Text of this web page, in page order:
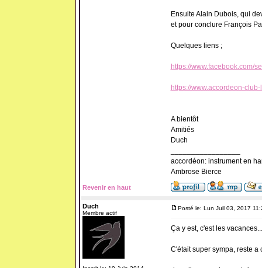
Ensuite Alain Dubois, qui
et pour conclure François
Quelques liens ;
https://www.facebook.com/
https://www.accordeon-
A bientôt
Amitiés
Duch
accordéon: instrument en
Ambrose Bierce
Revenir en haut
Duch
Membre actif
Posté le: Lun Juil 03, 2017
Ça y est, c'est les
C'était super sympa, reste